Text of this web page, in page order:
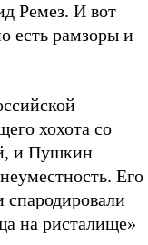
Ремез. И вот
есть рамзоры и
хохота со
и Пушкин
Его
спародировали
на ристалище»